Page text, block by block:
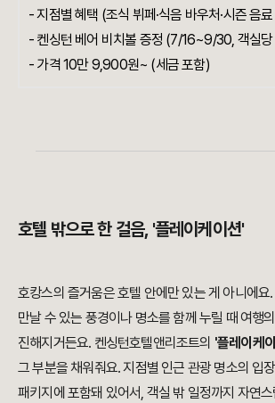
- 지점별 혜택 (조식 뷔페·식음 바우처·시즌 음
- 켄싱턴 베어 비치볼 증정 (7/16~9/30, 객실당
- 가격 10만 9,900원~ (세금 포함)
호텔 밖으로 한 걸음, '플레이케이션'
호캉스의 즐거움은 호텔 안에만 있는 게 아니에요
만날 수 있는 풍경이나 명소를 함께 누릴 때 여행
진해지거든요. 켄싱턴호텔앤리조트의 '플레이케
그 부분을 채워줘요. 지점별 인근 관광 명소의 입
패키지에 포함돼 있어서, 객실 밖 일정까지 자연